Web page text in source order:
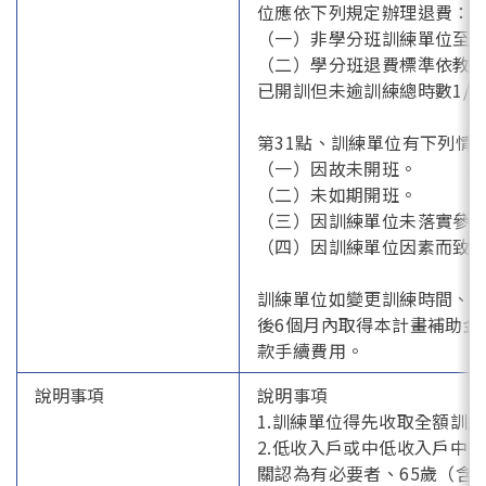
位應依下列規定辦理退費：
（一）非學分班訓練單位
（二）學分班退費標準依教
已開訓但未逾訓練總時數1/
第31點、訓練單位有下列情
（一）因故未開班。
（二）未如期開班。
（三）因訓練單位未落
（四）因訓練單位因素而致
訓練單位如變更訓練時間、
後6個月內取得本計畫補助
款手續費用。
說明事項
說明事項
1.訓練單位得先收取全額訓
2.低收入戶或中低收入戶中
關認為有必要者、65歲（含